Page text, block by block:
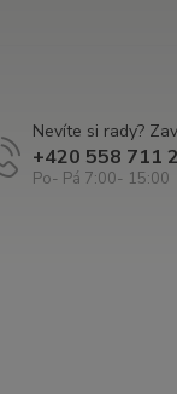
Nevíte si rady?
+420 558 711
Po- Pá 7:00- 15:00